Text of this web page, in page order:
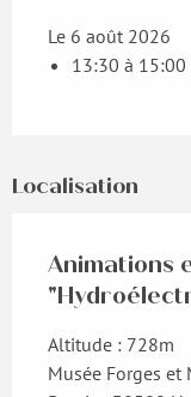
Le 6 août 2026
13:30 à 15:00
Localisation
Animations
Altitude : 728m
Musée Forges